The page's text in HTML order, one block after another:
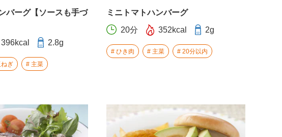
バーグ【ソースも手づ
396kcal 2.8g
ねぎ 主菜
ミニトマトハンバーグ
20分 352kcal 2g
ひき肉 主菜 20分以内